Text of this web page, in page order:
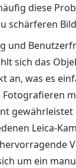
diese
schärferen
und
sich das
an, was es
Fotografieren
Leica-
um ein